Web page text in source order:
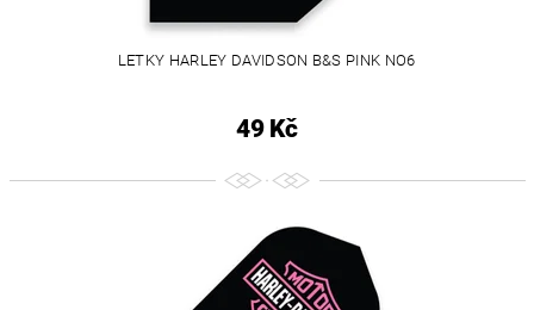
LETKY HARLEY DAVIDSON B&S PINK NO6
49 Kč